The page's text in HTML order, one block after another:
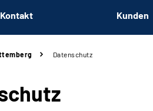
Kunden
Datenschutz